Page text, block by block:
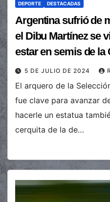
DEPORTE DESTACADAS
Argentina sufrió de
el Dibu Martínez se
estar en semis de la
5 DE JULIO DE 2024
El arquero de la
fue clave para avanzar
hacerle un estatua
cerquita de la de…